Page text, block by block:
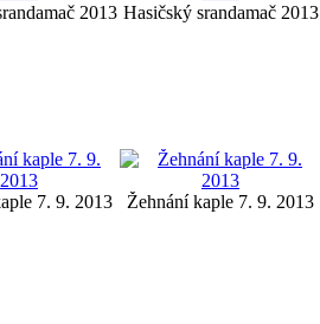
2013 Hasičský srandamač 2013
7. 9. 2013 Žehnání kaple 7. 9. 2013